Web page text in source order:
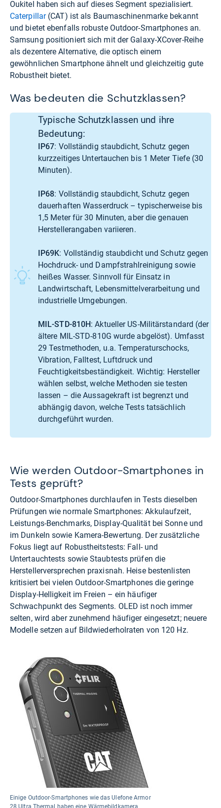
Oukitel haben sich auf dieses Segment spezialisiert.
Caterpillar(CAT) ist als Baumaschinenmarke bekannt
und bietet ebenfalls robuste Outdoor-Smartphones an.
Samsung positioniert sich mit der Galaxy-XCover-Reihe
als dezentere Alternative, die optisch einem
gewöhnlichen Smartphone ähnelt und gleichzeitig gute
Robustheit bietet.
Was bedeuten die Schutzklassen?
Typische Schutzklassen und ihre
Bedeutung:
IP67: Vollständig staubdicht, Schutz gegen
kurzzeitiges Untertauchen bis 1 Meter Tiefe (30
Minuten).
IP68: Vollständig staubdicht, Schutz gegen
dauerhaften Wasserdruck – typischerweise bis
1,5 Meter für 30 Minuten, aber die genauen
Herstellerangaben variieren.
IP69K: Vollständig staubdicht und Schutz gegen
Hochdruck- und Dampfstrahlreinigung sowie
heißes Wasser. Sinnvoll für Einsatz in
Landwirtschaft, Lebensmittelverarbeitung und
industrielle Umgebungen.
MIL-STD-810H: Aktueller US-Militärstandard (der
ältere MIL-STD-810G wurde abgelöst). Umfasst
29 Testmethoden, u.a. Temperaturschocks,
Vibration, Falltest, Luftdruck und
Feuchtigkeitsbeständigkeit. Wichtig: Hersteller
wählen selbst, welche Methoden sie testen
lassen – die Aussagekraft ist begrenzt und
abhängig davon, welche Tests tatsächlich
durchgeführt wurden.
Wie werden Outdoor-Smartphones in
Tests geprüft?
Outdoor-Smartphones durchlaufen in Tests dieselben
Prüfungen wie normale Smartphones: Akkulaufzeit,
Leistungs-Benchmarks, Display-Qualität bei Sonne und
im Dunkeln sowie Kamera-Bewertung. Der zusätzliche
Fokus liegt auf Robustheitstests: Fall- und
Untertauchtests sowie Staubtests prüfen die
Herstellerversprechen praxisnah. Heise bestenlisten
kritisiert bei vielen Outdoor-Smartphones die geringe
Display-Helligkeit im Freien – ein häufiger
Schwachpunkt des Segments. OLED ist noch immer
selten, wird aber zunehmend häufiger eingesetzt; neuere
Modelle setzen auf Bildwiederholraten von 120 Hz.
Einige Outdoor-Smartphones wie das Ulefone Armor